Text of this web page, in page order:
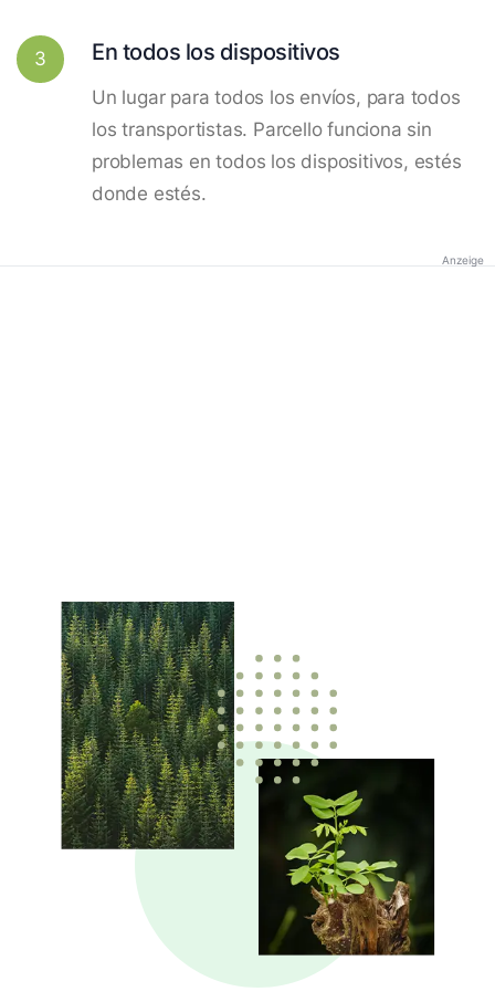
3 En todos los dispositivos
Un lugar para todos los envíos, para todos
los transportistas. Parcello funciona sin
problemas en todos los dispositivos, estés
donde estés.
Anzeige